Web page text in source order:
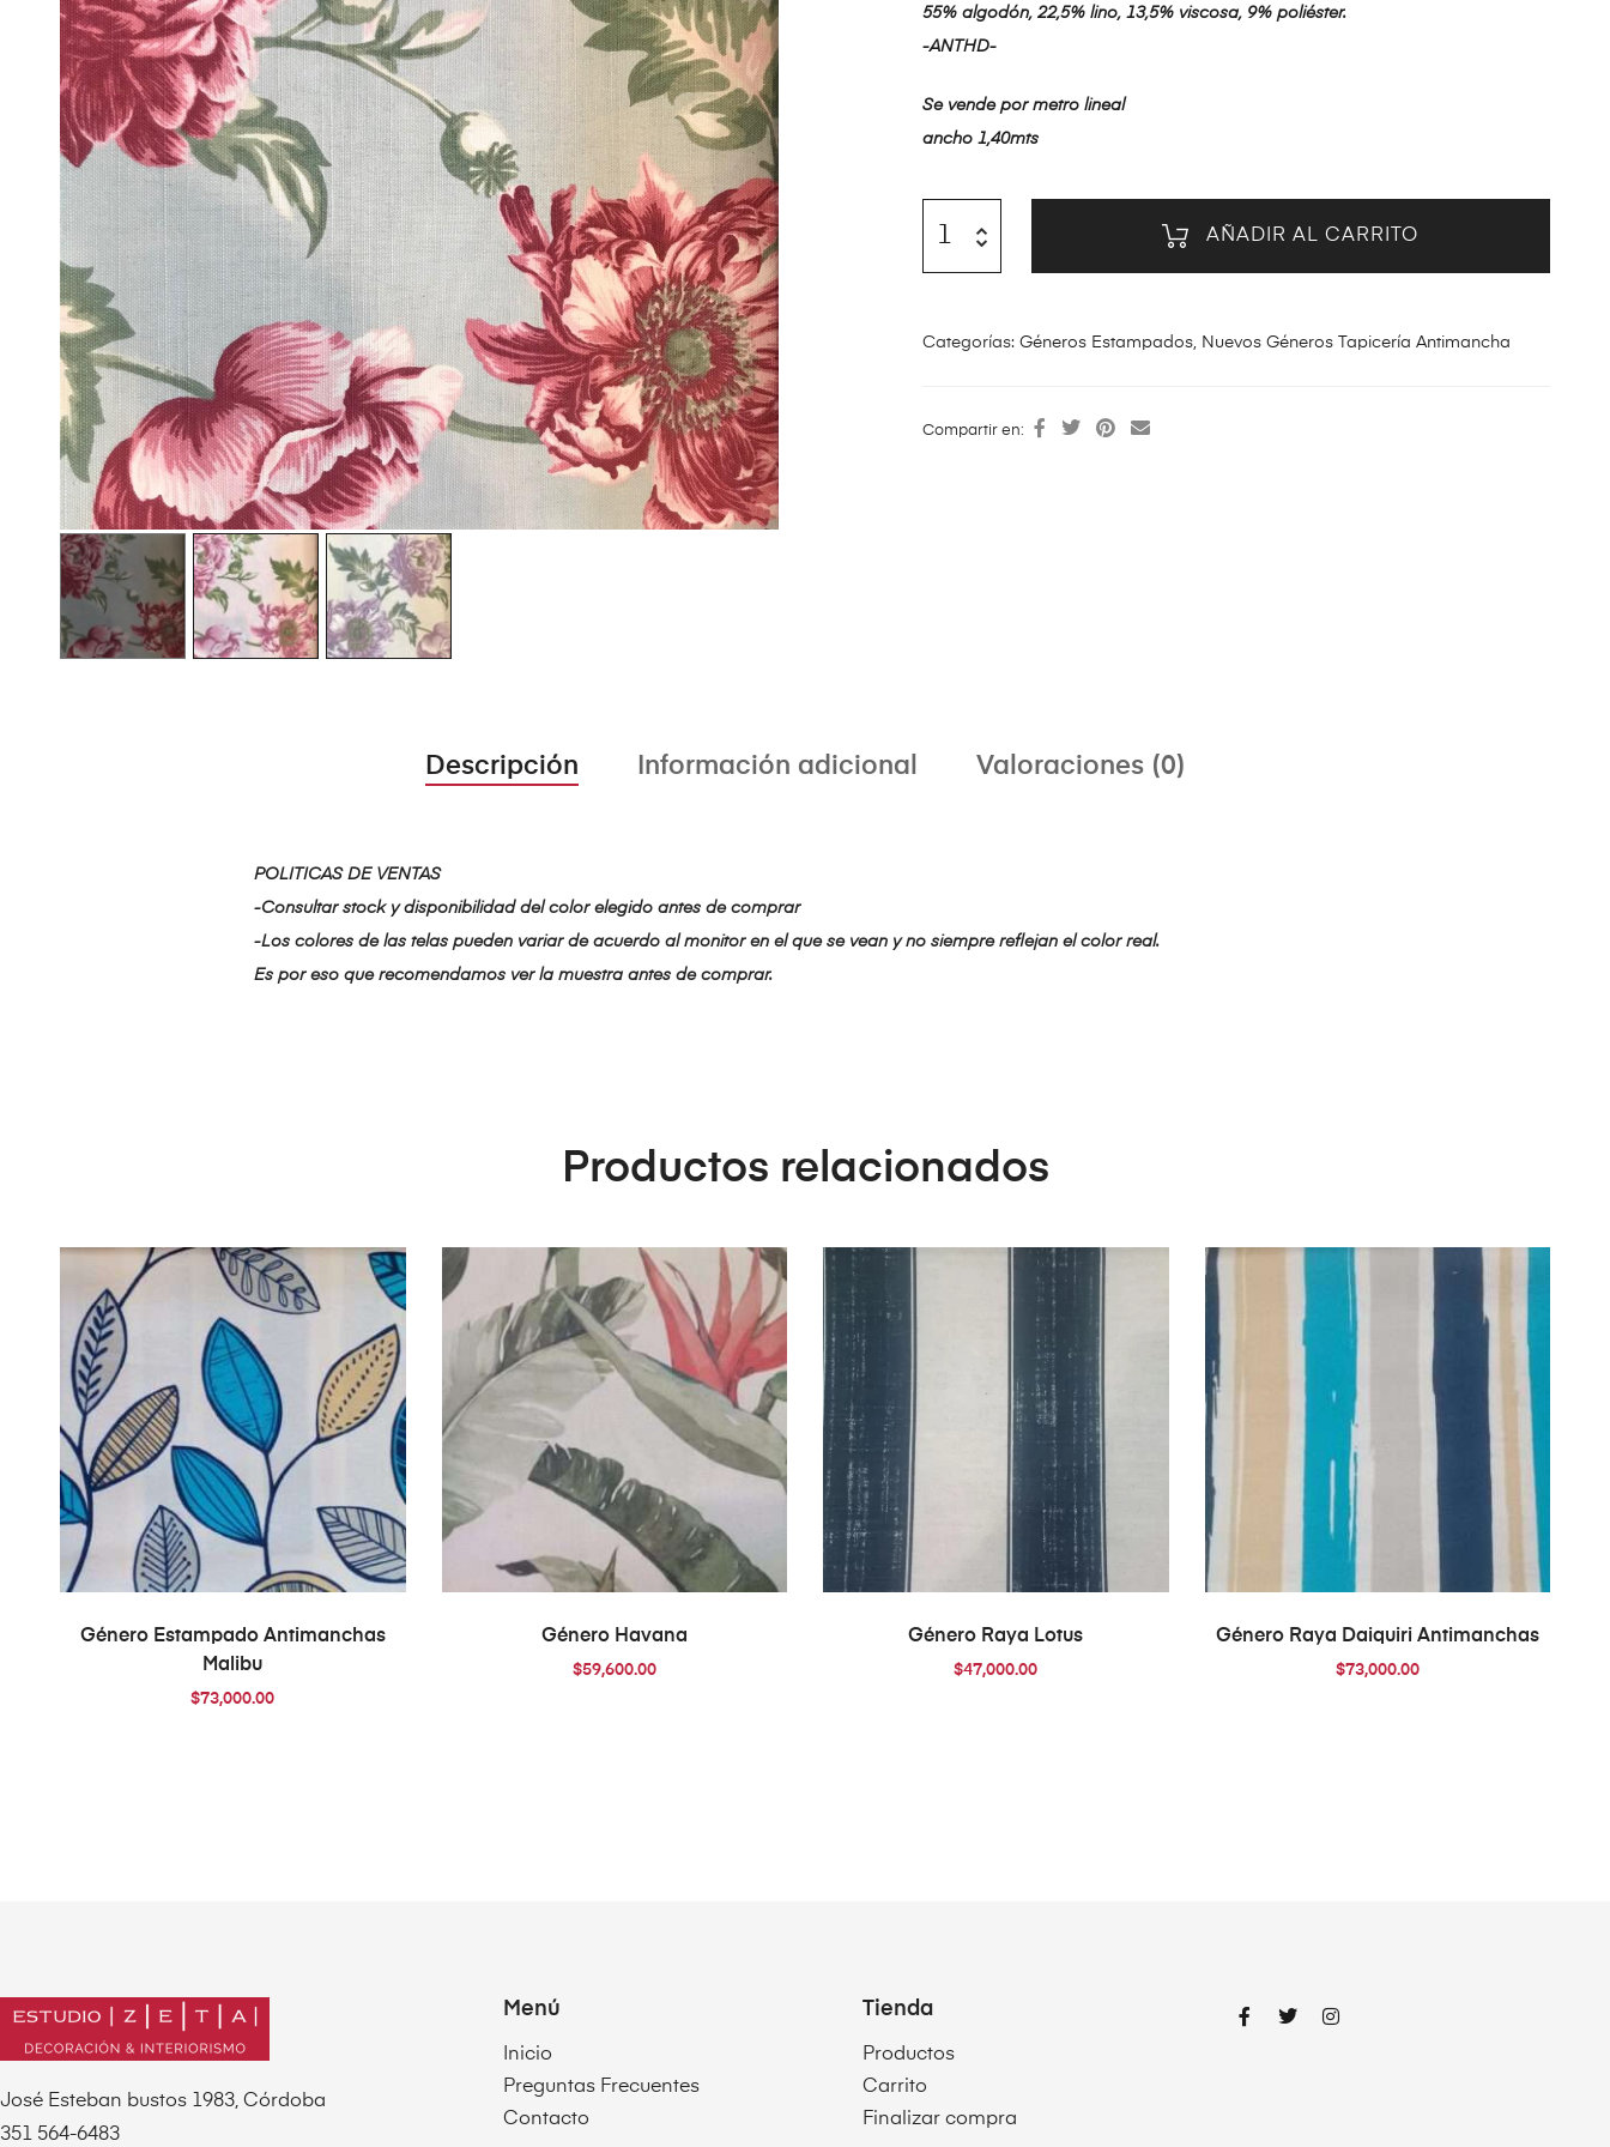
55% algodón, 22,5% lino, 13,5% viscosa, 9% poliéster.
-ANTHD-
Se vende por metro lineal
ancho 1,40mts
AÑADIR AL CARRITO
Categorías:Géneros Estampados Nuevos Géneros Tapicería Antimancha
Compartir en:
Descripción Información adicional Valoraciones (0)
POLITICAS DE VENTAS
-Consultar stock y disponibilidad del color elegido antes de comprar
-Los colores de las telas pueden variar de acuerdo al monitor en el que se vean y no siempre reflejan el color real.
Es por eso que recomendamos ver la muestra antes de comprar.
Productos relacionados
AÑADIR AL CARRITO
Género Estampado Antimanchas
Malibu
$73,000.00
AÑADIR AL CARRITO
Género Havana
$59,600.00
AÑADIR AL CARRITO
Género Raya Lotus
$47,000.00
AÑADIR AL CARRITO
Género Raya Daiquiri Antimanchas
$73,000.00
José Esteban bustos 1983, Córdoba
351 564-6483
Menú
Inicio
Preguntas Frecuentes
Contacto
Tienda
Productos
Carrito
Finalizar compra